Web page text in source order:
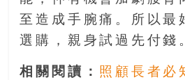
至造成手腕痛。所以最
選購，親身試過先付錢
相關閱讀： 照顧長者必